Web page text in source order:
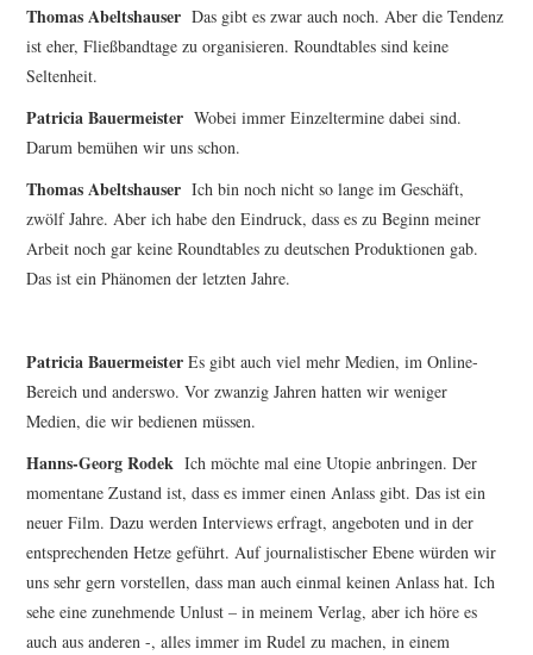
Thomas Abeltshauser Das gibt es zwar auch noch. Aber die Tendenz
ist eher, Fließbandtage zu organisieren. Roundtables sind keine
Seltenheit.
Patricia Bauermeister Wobei immer Einzeltermine dabei sind.
Darum bemühen wir uns schon.
Thomas Abeltshauser Ich bin noch nicht so lange im Geschäft,
zwölf Jahre. Aber ich habe den Eindruck, dass es zu Beginn meiner
Arbeit noch gar keine Roundtables zu deutschen Produktionen gab.
Das ist ein Phänomen der letzten Jahre.
Patricia Bauermeister Es gibt auch viel mehr Medien, im Online-
Bereich und anderswo. Vor zwanzig Jahren hatten wir weniger
Medien, die wir bedienen müssen.
Hanns-Georg Rodek Ich möchte mal eine Utopie anbringen. Der
momentane Zustand ist, dass es immer einen Anlass gibt. Das ist ein
neuer Film. Dazu werden Interviews erfragt, angeboten und in der
entsprechenden Hetze geführt. Auf journalistischer Ebene würden wir
uns sehr gern vorstellen, dass man auch einmal keinen Anlass hat. Ich
sehe eine zunehmende Unlust – in meinem Verlag, aber ich höre es
auch aus anderen -, alles immer im Rudel zu machen, in einem